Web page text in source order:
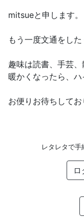
mitsueと申します。
もう一度文通をした
趣味は読書、手芸、
暖かくなったら、ハ
お便りお待ちしてお
レタレタで手